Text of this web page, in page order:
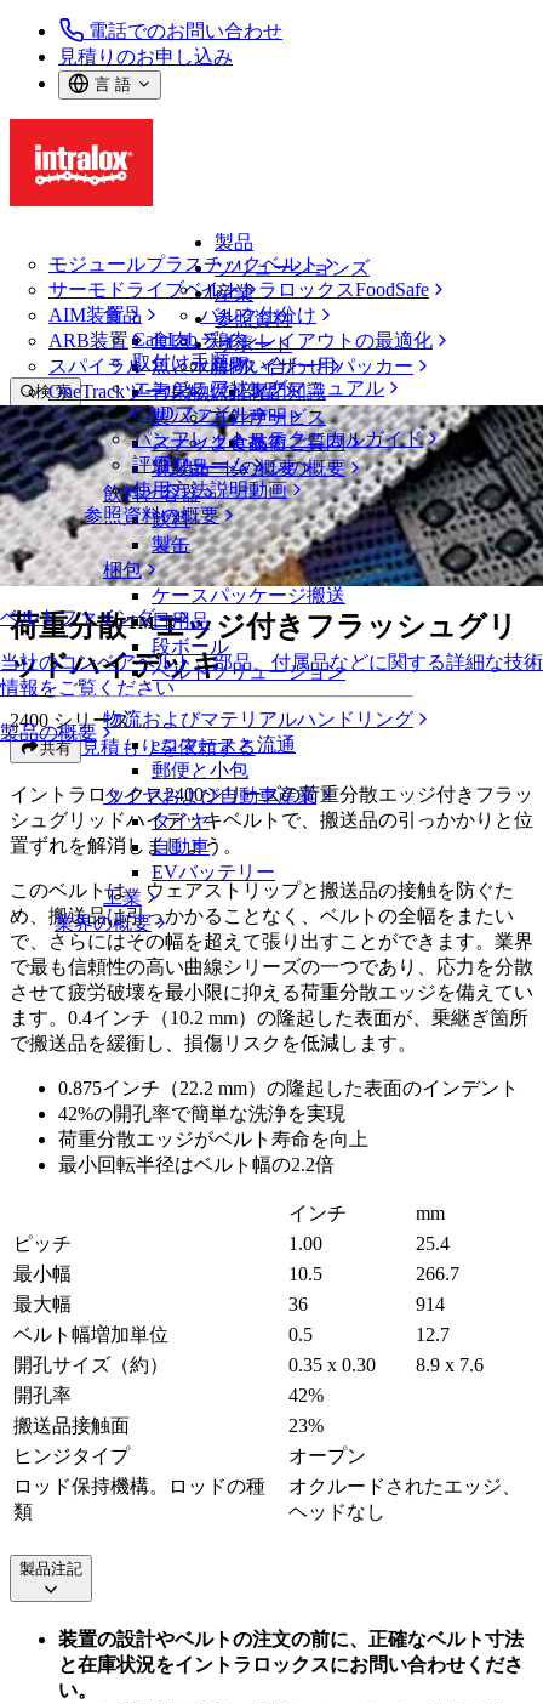
電話でのお問い合わせ
見積りのお申し込み
言 語
製品
モジュールプラスチックベルト
サーモドライブベルト
AIM装置
ARB装置
スパイラル
OneTrackツールおよび部品
ベルトファインダー
当社のコンベアベルト、部品、付属品などに関する詳細な技術
情報をご覧ください
製品の概要
ソリューションズ
イントラロックスFoodSafe
バルク仕分け
ラインレイアウトの最適化
パレタイザー用パッカー
専門知識
サービス
技術
ソリューションの概要
産業
食品
食肉、鶏肉
魚と水産物
青果物
製パン
スナック食品
乳製品
飲料と容器
飲料
製缶
梱包
ケースパッケージ搬送
日用品
段ボール
ベルトソリューション
物流およびマテリアルハンドリング
eコマースと流通
郵便と小包
タイヤおよび自動車産業
タイヤ
自動車
EVバッテリー
工業
業界の概要
参照資料
CalcLab
取付け手順
エンジニアリングマニュアル
CADファイル
パンフレット・テクニカルガイド
評価フォーム
使用方法説明動画
参照資料の概要
サポート
お問い合わせ
保証
方針声明
よくあるご質問
サポートの概要
検 索
メニューを開く
ベルトファインダー
ベルトファインダー
モジュールプラスチックベルト
2400 シリーズ
荷重分散™エッジ付きフラッシュグリッドハイデッキ
荷重分散™エッジ付きフラッシュグリ
ッドハイデッキ
2400 シリーズ
共有 見積もりを依頼する
イントラロックス2400シリーズの荷重分散エッジ付きフラッ
シュグリッドハイデッキベルトで、搬送品の引っかかりと位
置ずれを解消しましょう。
このベルトは、ウェアストリップと搬送品の接触を防ぐた
め、搬送品は引っかかることなく、ベルトの全幅をまたい
で、さらにはその幅を超えて張り出すことができます。業界
で最も信頼性の高い曲線シリーズの一つであり、応力を分散
させて疲労破壊を最小限に抑える荷重分散エッジを備えてい
ます。0.4インチ（10.2 mm）の隆起した表面が、乗継ぎ箇所
で搬送品を緩衝し、損傷リスクを低減します。
0.875インチ（22.2 mm）の隆起した表面のインデント
42%の開孔率で簡単な洗浄を実現
荷重分散エッジがベルト寿命を向上
最小回転半径はベルト幅の2.2倍
インチ
mm
ピッチ
1.00
25.4
最小幅
10.5
266.7
最大幅
36
914
ベルト幅増加単位
0.5
12.7
開孔サイズ（約）
0.35 x 0.30
8.9 x 7.6
開孔率
42%
搬送品接触面
23%
ヒンジタイプ
オープン
ロッド保持機構。ロッドの種
類
オクルードされたエッジ、
ヘッドなし
製品注記
装置の設計やベルトの注文の前に、正確なベルト寸法
と在庫状況をイントラロックスにお問い合わせくださ
い。